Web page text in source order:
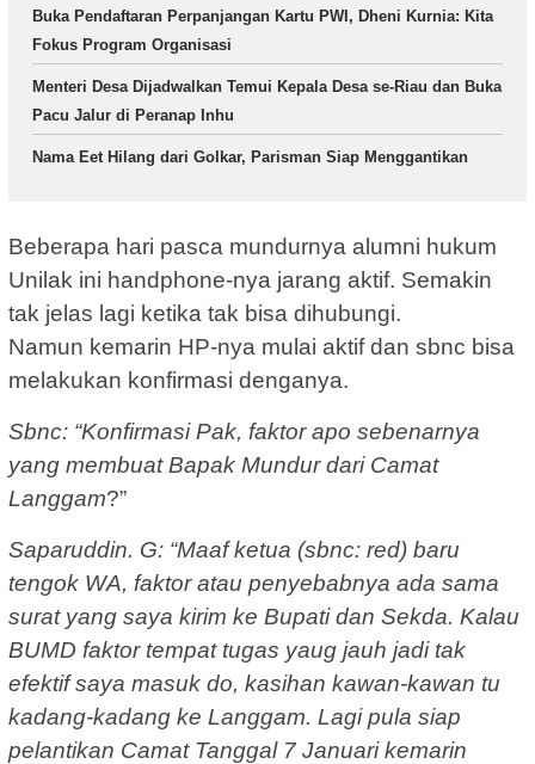
Buka Pendaftaran Perpanjangan Kartu PWI, Dheni Kurnia: Kita
Fokus Program Organisasi
Menteri Desa Dijadwalkan Temui Kepala Desa se-Riau dan Buka
Pacu Jalur di Peranap Inhu
Nama Eet Hilang dari Golkar, Parisman Siap Menggantikan
Beberapa hari pasca mundurnya alumni hukum
Unilak ini handphone-nya jarang aktif. Semakin
tak jelas lagi ketika tak bisa dihubungi.
Namun kemarin HP-nya mulai aktif dan sbnc bisa
melakukan konfirmasi denganya.
Sbnc: “Konfirmasi Pak, faktor apo sebenarnya
yang membuat Bapak Mundur dari Camat
Langgam?”
Saparuddin. G: “Maaf ketua (sbnc: red) baru
tengok WA, faktor atau penyebabnya ada sama
surat yang saya kirim ke Bupati dan Sekda. Kalau
BUMD faktor tempat tugas yaug jauh jadi tak
efektif saya masuk do, kasihan kawan-kawan tu
kadang-kadang ke Langgam. Lagi pula siap
pelantikan Camat Tanggal 7 Januari kemarin